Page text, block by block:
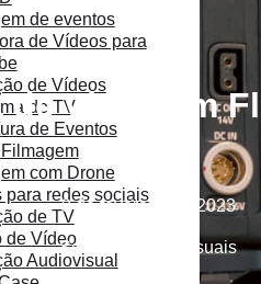
de eventos
de Vídeos para
de Vídeos
de TV
de Eventos
com Drone
para redes sociais
de TV
de Vídeo
Audiovisual
de vídeo em
9 de fevereiro de 2023
Soluções Audiovisuais